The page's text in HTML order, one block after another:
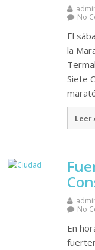
No
El
la
Siete
Leer
No
En